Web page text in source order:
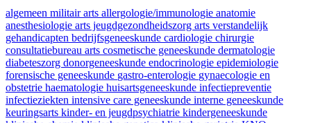
algemeen militair arts allergologie/immunologie anatomie
anesthesiologie arts jeugdgezondheidszorg arts verstandelijk
gehandicapten bedrijfsgeneeskunde cardiologie chirurgie
consultatiebureau arts cosmetische geneeskunde dermatologie
diabeteszorg donorgeneeskunde endocrinologie epidemiologie
forensische geneeskunde gastro-enterologie gynaecologie en
obstetrie haematologie huisartsgeneeskunde infectiepreventie
infectieziekten intensive care geneeskunde interne geneeskunde
keuringsarts kinder- en jeugdpsychiatrie kindergeneeskunde